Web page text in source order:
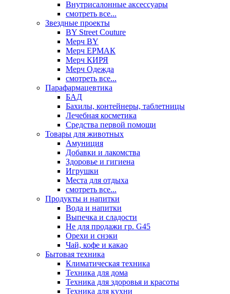
Внутрисалонные аксессуары
смотреть все...
Звездные проекты
BY Street Couture
Мерч BY
Мерч ЕРМАК
Мерч КИРЯ
Мерч Одежда
смотреть все...
Парафармацевтика
БАД
Бахилы, контейнеры, таблетницы
Лечебная косметика
Средства первой помощи
Товары для животных
Амуниция
Добавки и лакомства
Здоровье и гигиена
Игрушки
Места для отдыха
смотреть все...
Продукты и напитки
Вода и напитки
Выпечка и сладости
Не для продажи гр. G45
Орехи и снэки
Чай, кофе и какао
Бытовая техника
Климатическая техника
Техника для дома
Техника для здоровья и красоты
Техника для кухни